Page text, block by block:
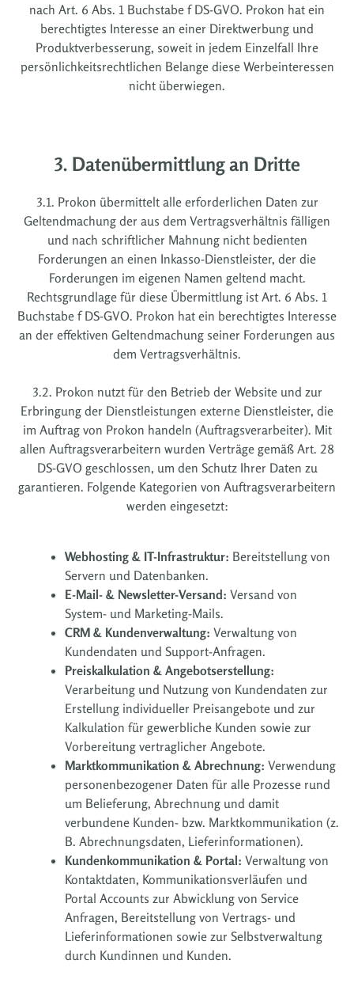
nach Art. 6 Abs. 1 Buchstabe f DS-GVO. Prokon hat ein
berechtigtes Interesse an einer Direktwerbung und
Produktverbesserung, soweit in jedem Einzelfall Ihre
persönlichkeitsrechtlichen Belange diese Werbeinteressen
nicht überwiegen.
3. Datenübermittlung an Dritte
3.1. Prokon übermittelt alle erforderlichen Daten zur
Geltendmachung der aus dem Vertragsverhältnis fälligen
und nach schriftlicher Mahnung nicht bedienten
Forderungen an einen Inkasso-Dienstleister, der die
Forderungen im eigenen Namen geltend macht.
Rechtsgrundlage für diese Übermittlung ist Art. 6 Abs. 1
Buchstabe f DS-GVO. Prokon hat ein berechtigtes Interesse
an der effektiven Geltendmachung seiner Forderungen aus
dem Vertragsverhältnis.
3.2. Prokon nutzt für den Betrieb der Website und zur
Erbringung der Dienstleistungen externe Dienstleister, die
im Auftrag von Prokon handeln (Auftragsverarbeiter). Mit
allen Auftragsverarbeitern wurden Verträge gemäß Art. 28
DS-GVO geschlossen, um den Schutz Ihrer Daten zu
garantieren. Folgende Kategorien von Auftragsverarbeitern
werden eingesetzt:
Webhosting & IT-Infrastruktur: Bereitstellung von
Servern und Datenbanken.
E-Mail- & Newsletter-Versand: Versand von
System- und Marketing-Mails.
CRM & Kundenverwaltung: Verwaltung von
Kundendaten und Support-Anfragen.
Preiskalkulation & Angebotserstellung:
Verarbeitung und Nutzung von Kundendaten zur
Erstellung individueller Preisangebote und zur
Kalkulation für gewerbliche Kunden sowie zur
Vorbereitung vertraglicher Angebote.
Marktkommunikation & Abrechnung: Verwendung
personenbezogener Daten für alle Prozesse rund
um Belieferung, Abrechnung und damit
verbundene Kunden- bzw. Marktkommunikation (z.
B. Abrechnungsdaten, Lieferinformationen).
Kundenkommunikation & Portal: Verwaltung von
Kontaktdaten, Kommunikationsverläufen und
Portal Accounts zur Abwicklung von Service
Anfragen, Bereitstellung von Vertrags- und
Lieferinformationen sowie zur Selbstverwaltung
durch Kundinnen und Kunden.